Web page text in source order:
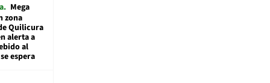
Mega
zona
Quilicura
alerta a
al
espera